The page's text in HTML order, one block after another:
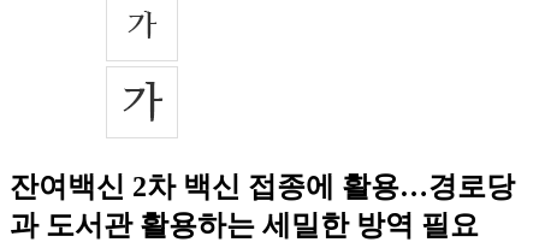
잔여백신 2차 백신 접종에 활용…경로당
과 도서관 활용하는 세밀한 방역 필요